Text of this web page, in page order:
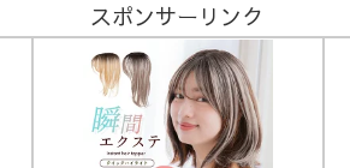
スポンサーリンク